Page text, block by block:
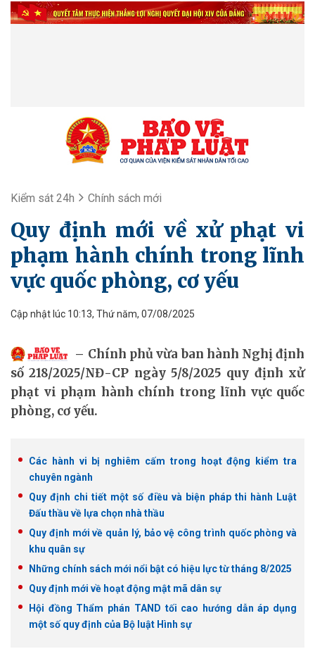
Kiểm sát 24h Chính sách mới
Quy định mới về xử phạt vi
phạm hành chính trong lĩnh
vực quốc phòng, cơ yếu
Cập nhật lúc 10:13, Thứ năm, 07/08/2025
Chính phủ vừa ban hành Nghị định
số 218/2025/NĐ-CP ngày 5/8/2025 quy định xử
phạt vi phạm hành chính trong lĩnh vực quốc
phòng, cơ yếu.
Các hành vi bị nghiêm cấm trong hoạt động kiểm tra
chuyên ngành
Quy định chi tiết một số điều và biện pháp thi hành Luật
Đấu thầu về lựa chọn nhà thầu
Quy định mới về quản lý, bảo vệ công trình quốc phòng và
khu quân sự
Những chính sách mới nổi bật có hiệu lực từ tháng 8/2025
Quy định mới về hoạt động mật mã dân sự
Hội đồng Thẩm phán TAND tối cao hướng dẫn áp dụng
một số quy định của Bộ luật Hình sự